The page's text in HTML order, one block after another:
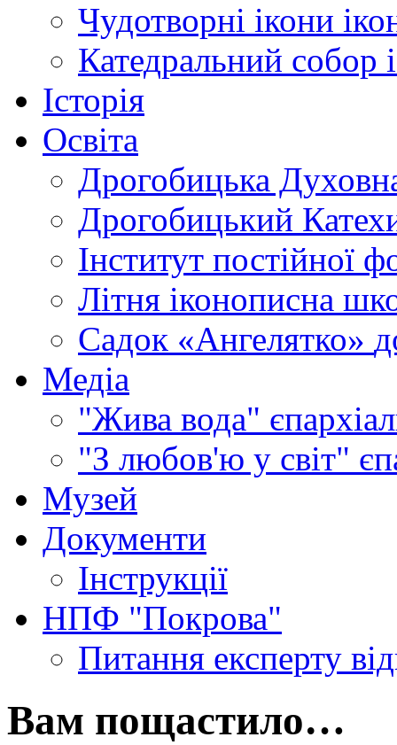
Чудотворні ікони
Катедральний собор
Історія
Освіта
Дрогобицька
Дрогобицький
Інститут постійної
Літня іконописна
Садок «Ангелятко»
Медіа
"Жива вода"
"З любов'ю у світ"
Музей
Документи
Інструкції
НПФ "Покрова"
Питання експерту
Вам пощастило…